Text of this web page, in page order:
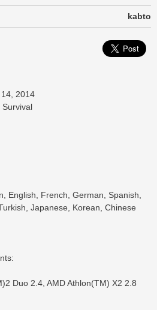
kabto
2014
Survival
English, French, German, Spanish,
Japanese, Korean, Chinese
Duo 2.4, AMD Athlon(TM) X2 2.8